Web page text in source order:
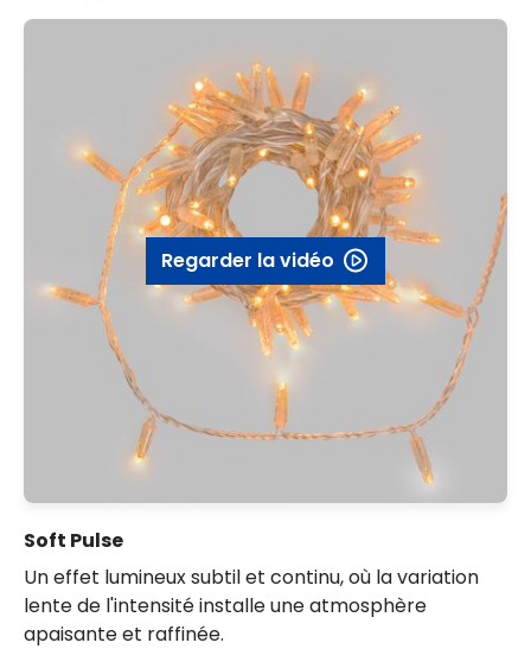
Regarder la vidéo
Soft Pulse
Un effet lumineux subtil et continu, où la variation
lente de l'intensité installe une atmosphère
apaisante et raffinée.